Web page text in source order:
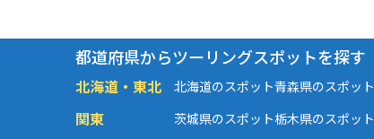
都道府県からツーリングスポットを探す
北海道・東北 北海道のスポット青森県のスポット
関東 茨城県のスポット栃木県のスポット